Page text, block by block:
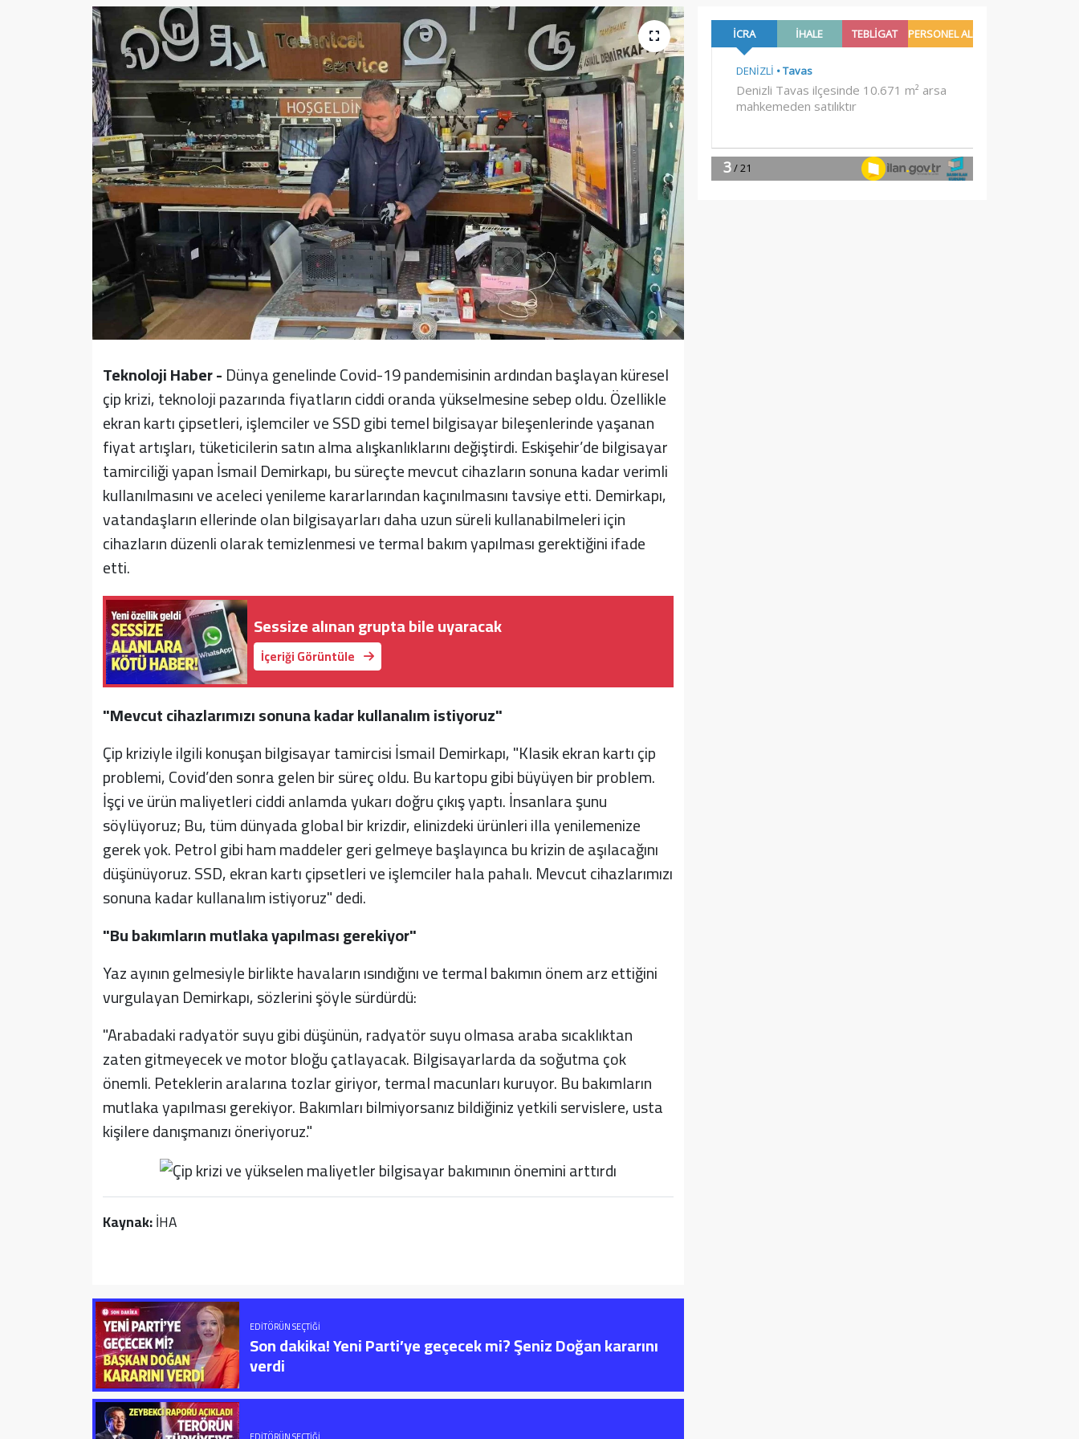
Teknoloji Haber -Dünya genelinde Covid-19 pandemisinin ardından başlayan küresel
çip krizi, teknoloji pazarında fiyatların ciddi oranda yükselmesine sebep oldu. Özellikle
ekran kartı çipsetleri, işlemciler ve SSD gibi temel bilgisayar bileşenlerinde yaşanan
fiyat artışları, tüketicilerin satın alma alışkanlıklarını değiştirdi. Eskişehir’de bilgisayar
tamirciliği yapan İsmail Demirkapı, bu süreçte mevcut cihazların sonuna kadar verimli
kullanılmasını ve aceleci yenileme kararlarından kaçınılmasını tavsiye etti. Demirkapı,
vatandaşların ellerinde olan bilgisayarları daha uzun süreli kullanabilmeleri için
cihazların düzenli olarak temizlenmesi ve termal bakım yapılması gerektiğini ifade
etti.
Sessize alınan grupta bile uyaracak
İçeriği Görüntüle
"Mevcut cihazlarımızı sonuna kadar kullanalım istiyoruz"
Çip kriziyle ilgili konuşan bilgisayar tamircisi İsmail Demirkapı, "Klasik ekran kartı çip
problemi, Covid’den sonra gelen bir süreç oldu. Bu kartopu gibi büyüyen bir problem.
İşçi ve ürün maliyetleri ciddi anlamda yukarı doğru çıkış yaptı. İnsanlara şunu
söylüyoruz; Bu, tüm dünyada global bir krizdir, elinizdeki ürünleri illa yenilemenize
gerek yok. Petrol gibi ham maddeler geri gelmeye başlayınca bu krizin de aşılacağını
düşünüyoruz. SSD, ekran kartı çipsetleri ve işlemciler hala pahalı. Mevcut cihazlarımızı
sonuna kadar kullanalım istiyoruz" dedi.
"Bu bakımların mutlaka yapılması gerekiyor"
Yaz ayının gelmesiyle birlikte havaların ısındığını ve termal bakımın önem arz ettiğini
vurgulayan Demirkapı, sözlerini şöyle sürdürdü:
"Arabadaki radyatör suyu gibi düşünün, radyatör suyu olmasa araba sıcaklıktan
zaten gitmeyecek ve motor bloğu çatlayacak. Bilgisayarlarda da soğutma çok
önemli. Peteklerin aralarına tozlar giriyor, termal macunları kuruyor. Bu bakımların
mutlaka yapılması gerekiyor. Bakımları bilmiyorsanız bildiğiniz yetkili servislere, usta
kişilere danışmanızı öneriyoruz."
Kaynak:İHA
EDITÖRÜN SEÇTIĞI
Son dakika! Yeni Parti’ye geçecek mi? Şeniz Doğan kararını
verdi
Yazarlar
Resmi İlan
Resmi Reklam